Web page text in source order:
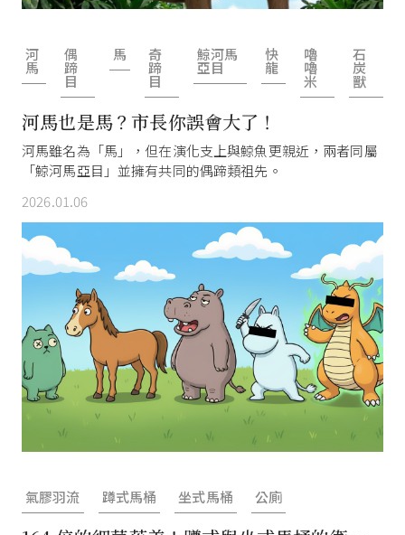
河
馬
偶
蹄
目
馬 奇
蹄
目
鯨河馬
亞目
快
龍
嚕
嚕
米
石
炭
獸
河馬也是馬？市長你誤會大了！
河馬雖名為「馬」，但在演化支上與鯨魚更親近，兩者同屬
「鯨河馬亞目」並擁有共同的偶蹄類祖先。
2026.01.06
氣膠羽流 蹲式馬桶 坐式馬桶 公廁